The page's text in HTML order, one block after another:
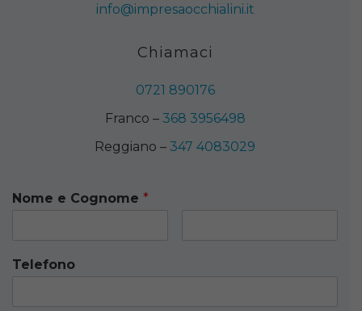
info@impresaocchialini.it
Chiamaci
0721 890176
Franco – 368 3956498
Reggiano – 347 4083029
Nome e Cognome *
Telefono